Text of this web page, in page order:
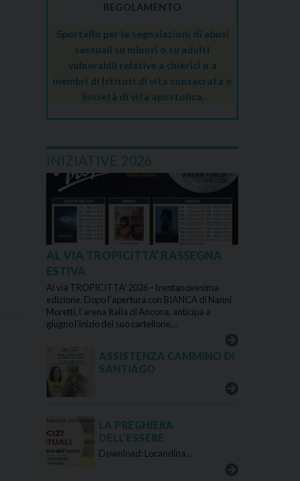
REGOLAMENTO
Sportello per le segnalazioni di abusi
sessuali su minori o su adulti
vulnerabili relative a chierici o a
membri di Istituti di vita consacrata o
Società di vita apostolica.
INIZIATIVE 2026
AL VIA TROPICITTA’ RASSEGNA
ESTIVA
Al via TROPICITTA’ 2026 – trentanovesima
edizione. Dopo l’apertura con BIANCA di Nanni
Moretti, l’arena Italia di Ancona, anticipa a
giugno l’inizio del suo cartellone…
ASSISTENZA CAMMINO DI
SANTIAGO
LA PREGHIERA
DELL’ESSERE
Download: Locandina…